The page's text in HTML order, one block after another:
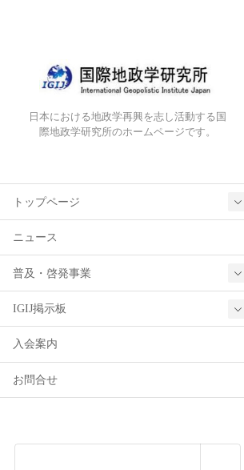
日本における地政学再興を志し活動する国
際地政学研究所のホームページです。
トップページ
ニュース
普及・啓発事業
IGIJ掲示板
入会案内
お問合せ